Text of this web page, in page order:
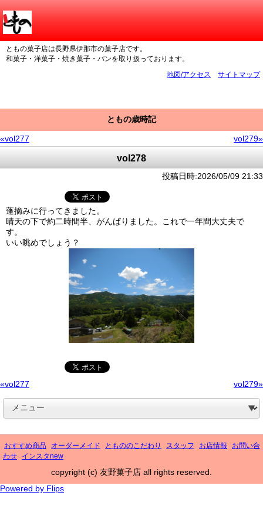
ともの菓子店は長野県伊那市の菓子店です。
和菓子・洋菓子・焼き菓子・パンを取り扱っております。
地図/アクセス
サイトマップ
ともの歳時記
«vol277 vol279»
vol278
投稿日時:2026/05/09 21:33
蓬摘みに行ってきました。
晴天の下で約二時間半、がんばりました。これで一年間大丈夫で
す。
いい眺めでしょう？
«vol277 vol279»
おすすめ商品 オーダーメイド ともののこだわり スタッフ お店情報
お問い合
わせ
インスタnew
copyright (c) 友野菓子店 all rights reserved.
Powered by Flips